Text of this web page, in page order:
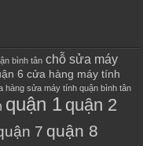
bình tân chỗ sửa máy
6 cửa hàng máy tính
hàng sửa máy tính quận bình tân
quận 1 quận 2
7 quận 8